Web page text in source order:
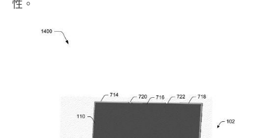
性。